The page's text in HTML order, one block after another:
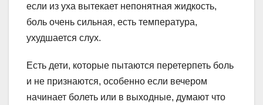
если из уха вытекает непонятная жидкость,
боль очень сильная, есть температура,
ухудшается слух.
Есть дети, которые пытаются перетерпеть боль
и не признаются, особенно если вечером
начинает болеть или в выходные, думают что